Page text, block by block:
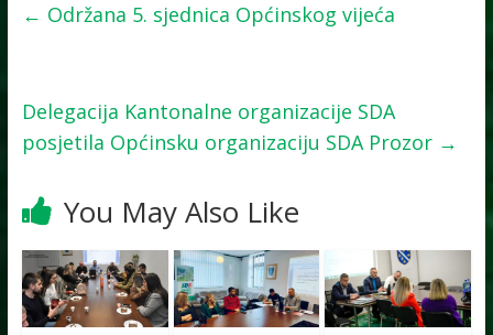
← Održana 5. sjednica Općinskog vijeća
Delegacija Kantonalne organizacije SDA
posjetila Općinsku organizaciju SDA Prozor →
You May Also Like